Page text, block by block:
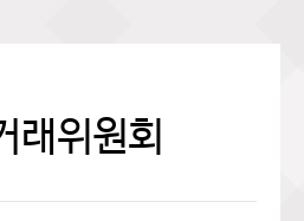
래위원회